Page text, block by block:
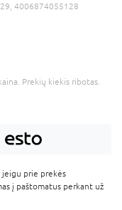
4006874055128
Prekių kiekis ribotas.
jeigu prie prekės
į paštomatus perkant už